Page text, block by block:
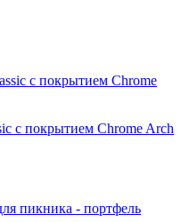
с покрытием Chrome Arch